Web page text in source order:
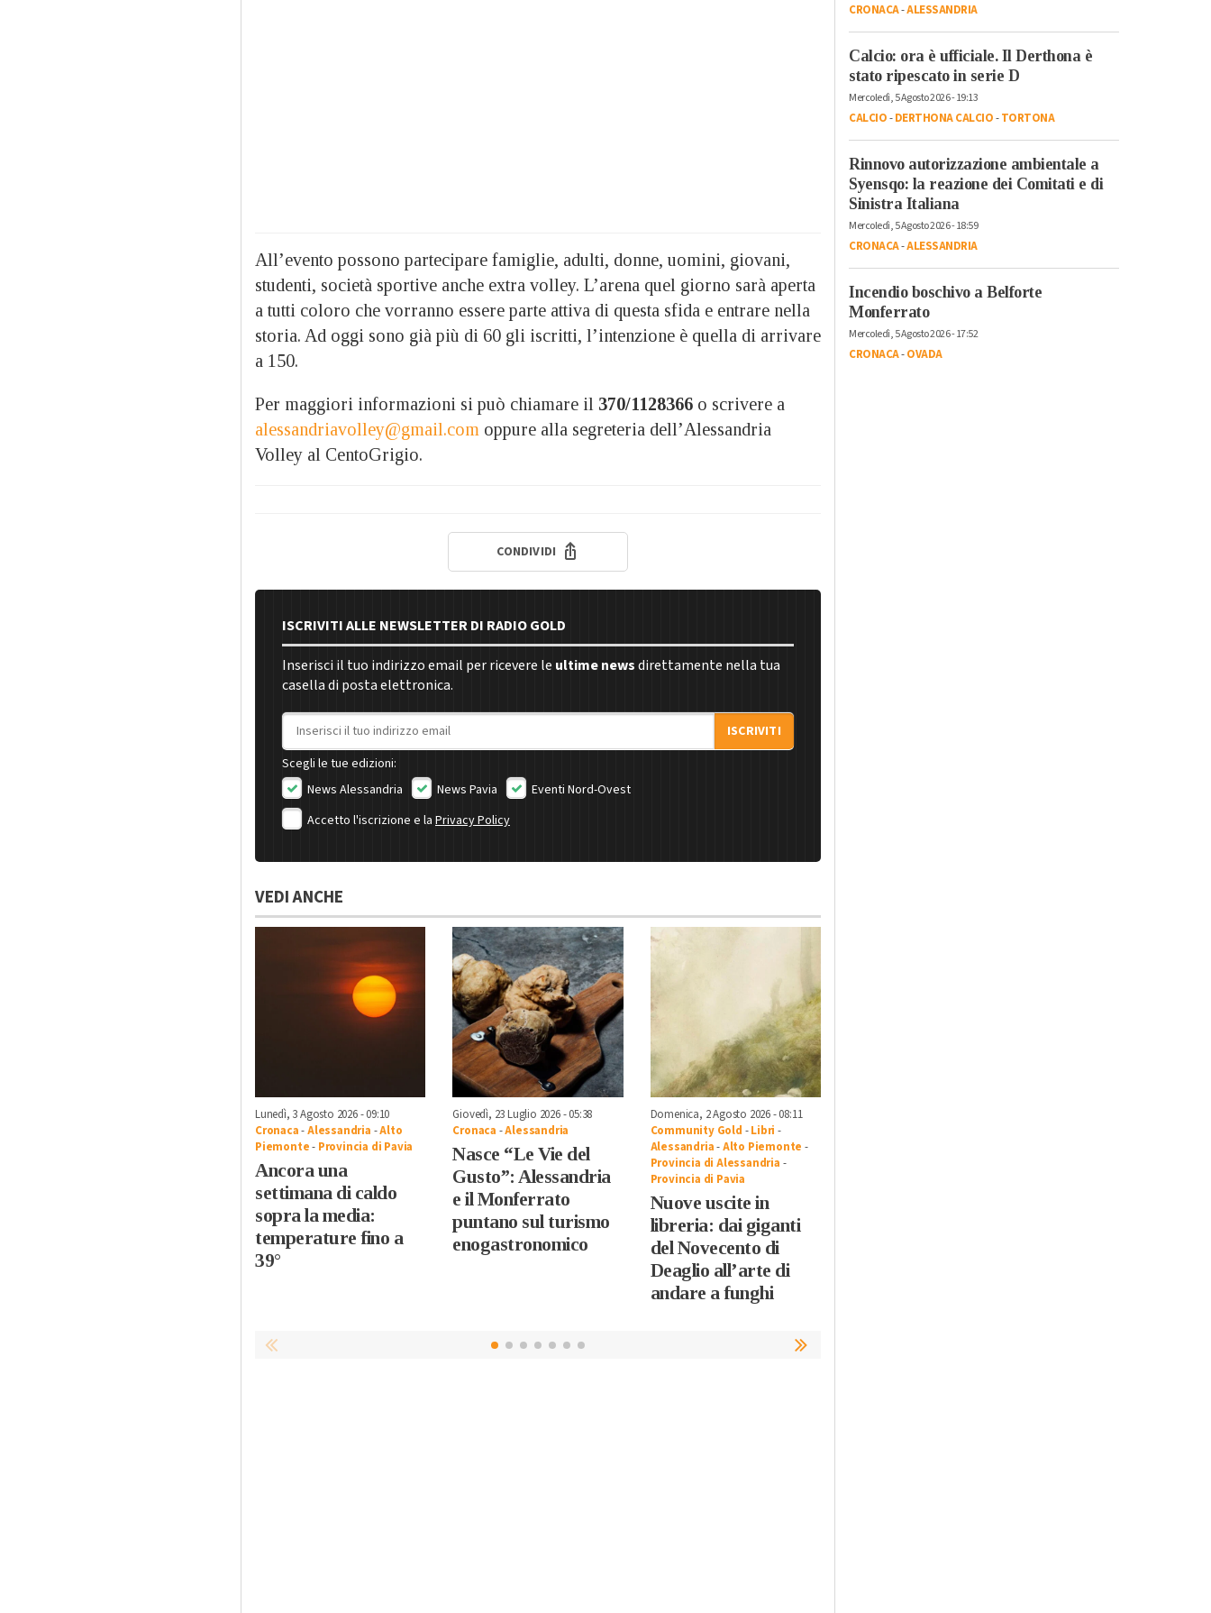
All’evento possono partecipare famiglie, adulti, donne, uomini, giovani,
studenti, società sportive anche extra volley. L’arena quel giorno sarà aperta
a tutti coloro che vorranno essere parte attiva di questa sfida e entrare nella
storia. Ad oggi sono già più di 60 gli iscritti, l’intenzione è quella di arrivare
a 150.
Per maggiori informazioni si può chiamare il 370/1128366 o scrivere a
alessandriavolley@gmail.com oppure alla segreteria dell’Alessandria
Volley al CentoGrigio.
CONDIVIDI
ISCRIVITI ALLE NEWSLETTER DI RADIO GOLD
Inserisci il tuo indirizzo email per ricevere le ultime newsdirettamente nella tua
casella di posta elettronica.
Indirizzo email
ISCRIVITI
Scegli le tue edizioni:
News Alessandria
News Pavia
Eventi Nord-Ovest
Accetto l'iscrizione e la Privacy Policy
VEDI ANCHE
Lunedì, 3 Agosto 2026 - 09:10
Cronaca-Alessandria -Alto
Piemonte- Provincia di Pavia
Ancora una
settimana di caldo
sopra la media:
temperature fino a
39°
Giovedì, 23 Luglio 2026 - 05:38
Cronaca -Alessandria
Nasce “Le Vie del
Gusto”: Alessandria
e il Monferrato
puntano sul turismo
enogastronomico
Domenica, 2 Agosto 2026 - 08:11
Community Gold -Libri -
Alessandria-Alto Piemonte -
Provincia di Alessandria -
Provincia di Pavia
Nuove uscite in
libreria: dai giganti
del Novecento di
Deaglio all’arte di
andare a funghi
CRONACA-ALESSANDRIA
Calcio: ora è ufficiale. Il Derthona è
stato ripescato in serie D
Mercoledì, 5 Agosto 2026 - 19:13
CALCIO-DERTHONA CALCIO-TORTONA
Rinnovo autorizzazione ambientale a
Syensqo: la reazione dei Comitati e di
Sinistra Italiana
Mercoledì, 5 Agosto 2026 - 18:59
CRONACA-ALESSANDRIA
Incendio boschivo a Belforte
Monferrato
Mercoledì, 5 Agosto 2026 - 17:52
CRONACA-OVADA